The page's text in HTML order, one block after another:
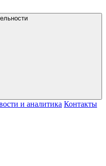
и аналитика Контакты